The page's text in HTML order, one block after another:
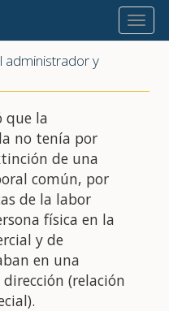
administrador y
que la
no tenía por
de una
común, por
de la labor
física en la
y de
en una
(relación